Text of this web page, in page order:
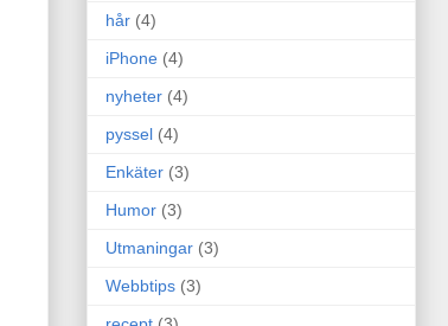
hår (4)
iPhone (4)
nyheter (4)
pyssel (4)
Enkäter (3)
Humor (3)
Utmaningar (3)
Webbtips (3)